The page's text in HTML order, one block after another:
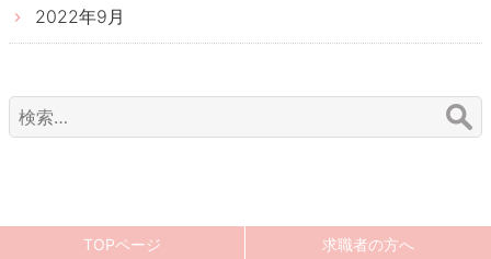
2022年9月
検
索:
TOPページ 求職者の方へ